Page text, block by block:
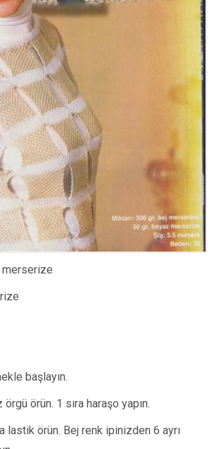
merserize
başlayın.
örün. 1 sıra haraşo yapın.
lastik örün. Bej renk ipinizden 6 ayrı